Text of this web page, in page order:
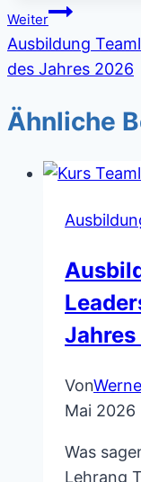
Weiter
Ausbildung
des Jahres 2026
Ähnliche
Von
Mai 2026
Was
Lehrang